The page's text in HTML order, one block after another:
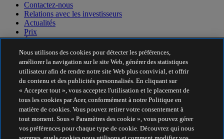
Contactez-nous
Relations avec les investisseurs
Actualités
Prix
Événements
Développement durable
Développement durable
Responsabilité sociale de l'entreprise
Empreinte carbone du produit
Project Humanity
Earthion
Nous utilisons des cookies pour détecter les préférences,
améliorer la navigation sur le site Web, générer des statistiques
utilisateur afin de rendre notre site Web plus convivial, et offrir
du contenu et des publicités personnalisés. En cliquant sur
« Accepter tout », vous acceptez l'utilisation et le placement de
tous les cookies par Acer, conformément à notre Politique en
matière de cookies. Vous pouvez retirer votre consentement à
tout moment. Sous « Paramètres des cookie », vous pouvez gérer
vos préférences pour chaque type de cookie. Découvrez qui nous